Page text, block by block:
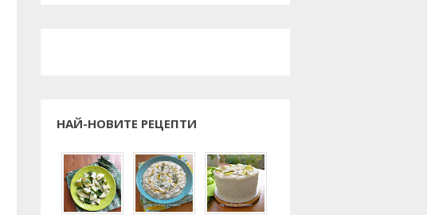
НАЙ-НОВИТЕ РЕЦЕПТИ